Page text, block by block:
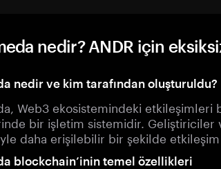
nedir? ANDR için
nedir ve kim tarafından oluşturuldu?
Web3 ekosistemindeki etkileşimleri
bir işletim sistemidir. Geliştiriciler
daha erişilebilir bir şekilde
blockchain’inin temel özellikleri